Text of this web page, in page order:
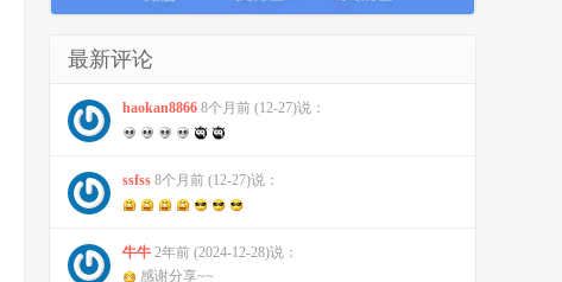
最新评论
haokan8866 8个月前 (12-27)说：
ssfss 8个月前 (12-27)说：
牛牛 2年前 (2024-12-28)说：
感谢分享~~